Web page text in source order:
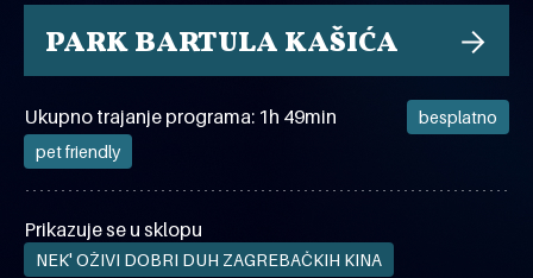
PARK BARTULA KAŠIĆA
Ukupno trajanje programa: 1h 49min
besplatno
pet friendly
Prikazuje se u sklopu
NEK' OŽIVI DOBRI DUH ZAGREBAČKIH KINA